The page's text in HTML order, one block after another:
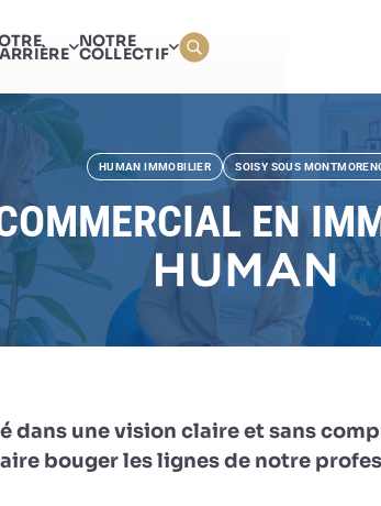
NOTRE
COLLECTIF
HUMAN IMMOBILIER SOISY SOUS
EN
dans une vision claire et sans
bouger les lignes de notre